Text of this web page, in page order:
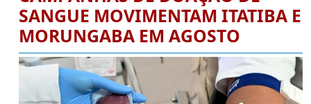
SANGUE MOVIMENTAM ITATIBA E
MORUNGABA EM AGOSTO